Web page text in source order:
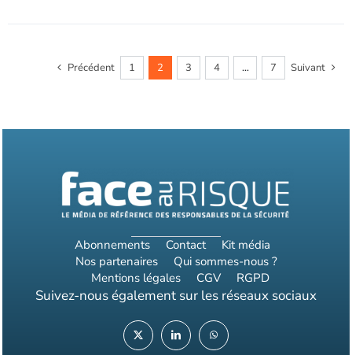
Précédent 1 2 3 4 … 7 Suivant
Abonnements Contact
Kit média
Nos partenaires
Qui sommes-nous ?
Mentions légales
CGV RGPD
Suivez-nous également sur les réseaux sociaux